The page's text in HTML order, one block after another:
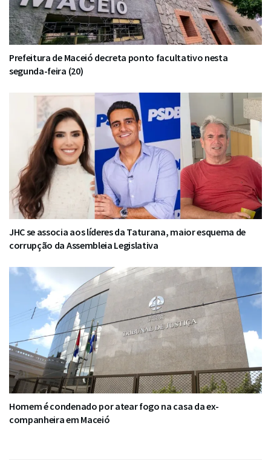
Prefeitura de Maceió decreta ponto facultativo nesta
segunda-feira (20)
JHC se associa aos líderes da Taturana, maior esquema de
corrupção da Assembleia Legislativa
Homem é condenado por atear fogo na casa da ex-
companheira em Maceió